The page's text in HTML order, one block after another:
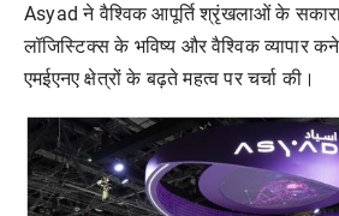
Asyad ने वैश्विक आपूर्ति श्रृंखलाओं के
लॉजिस्टिक्स के भविष्य और वैश्विक व्यापार
एमईएनए क्षेत्रों के बढ़ते महत्व पर चर्चा की।